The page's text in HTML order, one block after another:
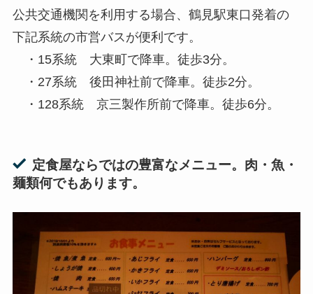
公共交通機関を利用する場合、鶴見駅東口発着の
下記系統の市営バスが便利です。
・15系統 大東町で降車。徒歩3分。
・27系統 後田神社前で降車。徒歩2分。
・128系統 京三製作所前で降車。徒歩6分。
定食屋ならではの豊富なメニュー。肉・魚・
麺類何でもあります。